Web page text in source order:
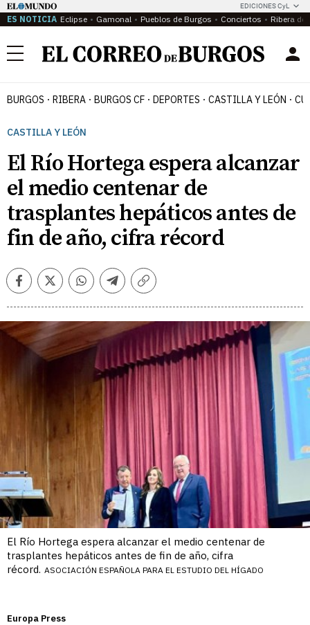
EDICIONES CyL
ES NOTICIA Eclipse Gamonal Pueblos de Burgos Conciertos Ribera del
Menú
BURGOS RIBERA BURGOS CF DEPORTES CASTILLA Y LEÓN
CASTILLA Y LEÓN
El Río Hortega espera alcanzar
el medio centenar de
trasplantes hepáticos antes de
fin de año, cifra récord
FacebookTwitterWhatsappTelegramCopiar
El Río Hortega espera alcanzar el medio centenar de
trasplantes hepáticos antes de fin de año, cifra
récord. ASOCIACIÓN ESPAÑOLA PARA EL ESTUDIO DEL HÍGADO
Europa Press